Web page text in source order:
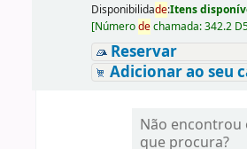
Disponibilidade:Itens
[Númerodechamada:342.2
Reservar
Adicionar ao seu
Não encontrou
que procura?